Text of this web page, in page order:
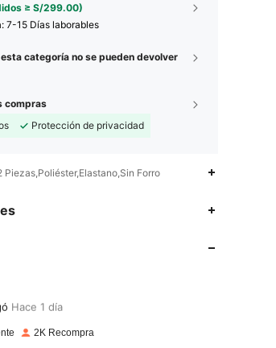
≥ S/299.00)
7-15 Días laborables
categoría no se pueden devolver
compras
Protección de privacidad
Piezas,Poliéster,Elastano,Sin Forro
Hace 1 día
2K Recompra